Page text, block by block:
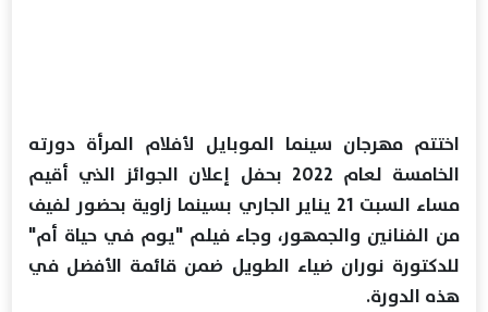
اختتم مهرجان سينما الموبايل لأفلام المرأة دورته
الخامسة لعام 2022 بحفل إعلان الجوائز الذي أقيم
مساء السبت 21 يناير الجاري بسينما زاوية بحضور لفيف
من الفنانين والجمهور، وجاء فيلم "يوم في حياة أم"
للدكتورة نوران ضياء الطويل ضمن قائمة الأفضل في
هذه الدورة.